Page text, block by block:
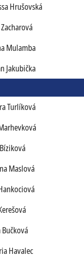
Hrušovská
Mulamba
Jakubička
Turlíková
Maslová
Bučková
Havalec